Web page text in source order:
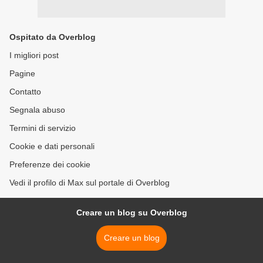
Ospitato da Overblog
I migliori post
Pagine
Contatto
Segnala abuso
Termini di servizio
Cookie e dati personali
Preferenze dei cookie
Vedi il profilo di Max sul portale di Overblog
Creare un blog su Overblog
Creare un blog